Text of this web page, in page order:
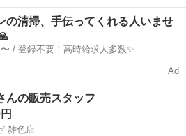
ージツ☆稼ぐ優先・高収入Work☆少人
の清掃、手伝ってくれる人いませ
日給例1万円〜 / 登録不要！高時給求人多数✨
Ad
んの販売スタッフ
雑色店